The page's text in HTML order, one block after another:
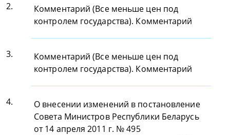
2.
Комментарий (Все меньше цен под
контролем государства). Комментарий
3.
Комментарий (Все меньше цен под
контролем государства). Комментарий
4.
О внесении изменений в постановление
Совета Министров Республики Беларусь
от 14 апреля 2011 г. № 495